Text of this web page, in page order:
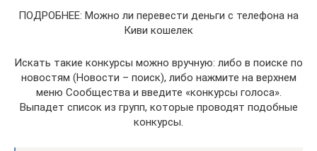
ПОДРОБНЕЕ: Можно ли перевести деньги с телефона на
Киви кошелек
Искать такие конкурсы можно вручную: либо в поиске по
новостям (Новости – поиск), либо нажмите на верхнем
меню Сообщества и введите «конкурсы голоса».
Выпадет список из групп, которые проводят подобные
конкурсы.